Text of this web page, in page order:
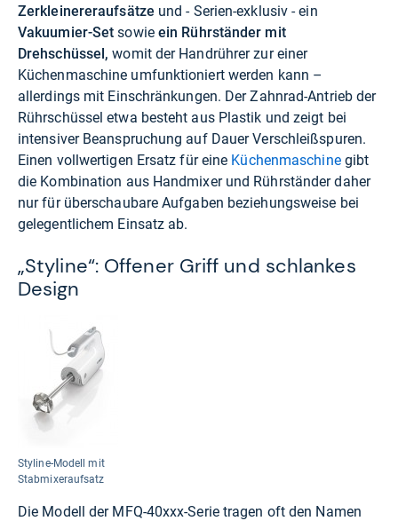
Zerkleinereraufsätze und - Serien-exklusiv - ein
Vakuumier-Setsowie ein Rührständer mit
Drehschüssel, womit der Handrührer zur einer
Küchenmaschine umfunktioniert werden kann –
allerdings mit Einschränkungen. Der Zahnrad-Antrieb der
Rührschüssel etwa besteht aus Plastik und zeigt bei
intensiver Beanspruchung auf Dauer Verschleißspuren.
Einen vollwertigen Ersatz für eine Küchenmaschinegibt
die Kombination aus Handmixer und Rührständer daher
nur für überschaubare Aufgaben beziehungsweise bei
gelegentlichem Einsatz ab.
„Styline“: Offener Griff und schlankes
Design
Styline-Modell mit
Stabmixeraufsatz
Die Modell der MFQ-40xxx-Serie tragen oft den Namen